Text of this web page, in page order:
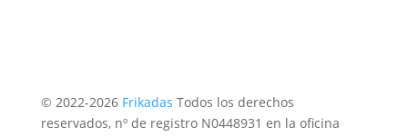
© 2022-2026 Frikadas Todos los derechos
reservados, nº de registro N0448931 en la oficina